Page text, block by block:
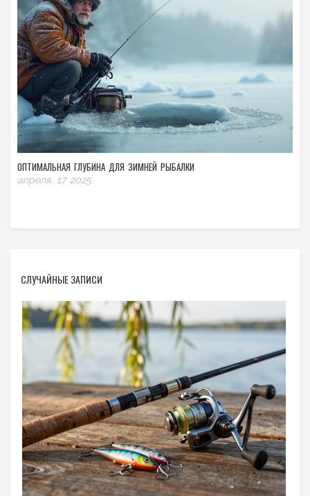
ОПТИМАЛЬНАЯ ГЛУБИНА ДЛЯ ЗИМНЕЙ РЫБАЛКИ
апреля, 17 2025
СЛУЧАЙНЫЕ ЗАПИСИ